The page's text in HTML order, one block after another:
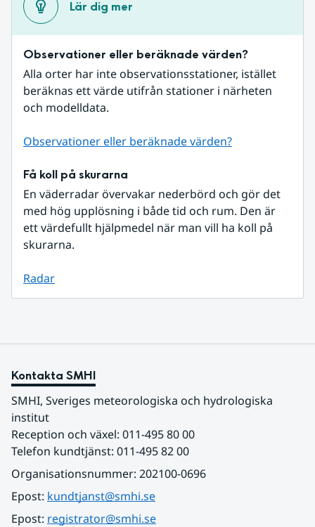
Lär dig mer
Observationer eller beräknade värden?
Alla orter har inte observationsstationer, istället
beräknas ett värde utifrån stationer i närheten
och modelldata.
Observationer eller beräknade värden?
Få koll på skurarna
En väderradar övervakar nederbörd och gör det
med hög upplösning i både tid och rum. Den är
ett värdefullt hjälpmedel när man vill ha koll på
skurarna.
Radar
Kontakta SMHI
SMHI, Sveriges meteorologiska och hydrologiska
institut
Reception och växel: 011-495 80 00
Telefon kundtjänst: 011-495 82 00
Organisationsnummer: 202100-0696
Epost: kundtjanst@smhi.se
Epost: registrator@smhi.se